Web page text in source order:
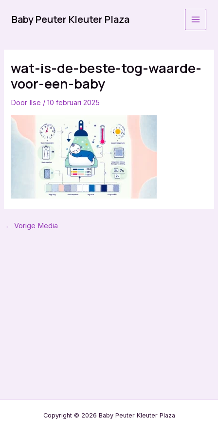
naarBaby Peuter Kleuter Plaza
wat-is-de-beste-tog-waarde-
voor-een-baby
Door Ilse /10 februari 2025
Bericht
← Vorige Media
Copyright © 2026 Baby Peuter Kleuter Plaza